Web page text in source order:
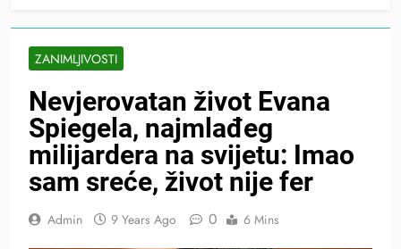
ZANIMLJIVOSTI
Nevjerovatan život Evana
Spiegela, najmlađeg
milijardera na svijetu: Imao
sam sreće, život nije fer
Admin 9 Years Ago 0 6 Mins